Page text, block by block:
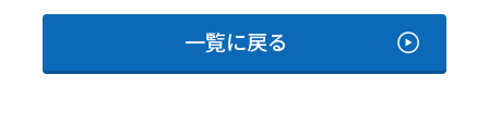
一覧に戻る